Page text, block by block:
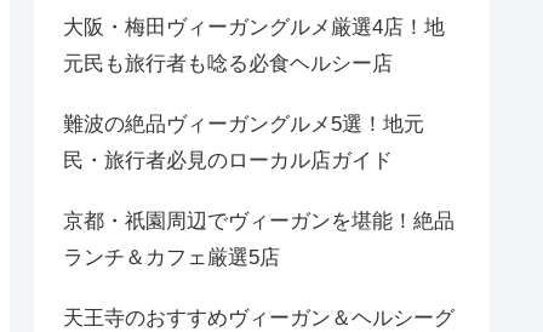
大阪・梅田ヴィーガングルメ厳選4店！地
元民も旅行者も唸る必食ヘルシー店
難波の絶品ヴィーガングルメ5選！地元
民・旅行者必見のローカル店ガイド
京都・祇園周辺でヴィーガンを堪能！絶品
ランチ＆カフェ厳選5店
天王寺のおすすめヴィーガン＆ヘルシーグ